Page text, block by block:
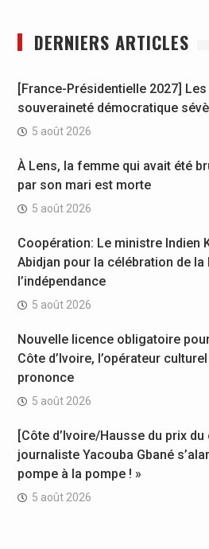
DERNIERS ARTICLES
[France-Présidentielle 2027]
souveraineté démocratique
5 août 2026
À Lens, la femme qui avait été
par son mari est morte
5 août 2026
Coopération: Le ministre Indien
Abidjan pour la célébration de la
l’indépendance
5 août 2026
Nouvelle licence obligatoire
Côte d’Ivoire, l’opérateur
prononce
5 août 2026
[Côte d’Ivoire/Hausse du prix
journaliste Yacouba Gbané
pompe à la pompe ! »
5 août 2026